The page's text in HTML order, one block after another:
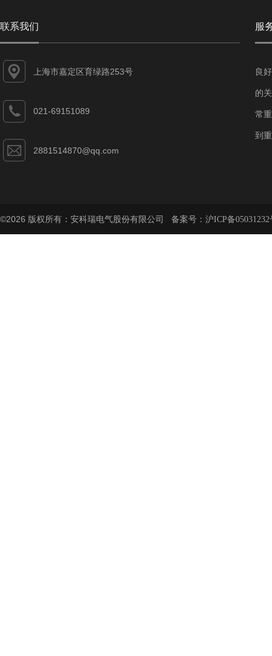
联系我们
上海市嘉定区育绿路253号
021-69151089
2881514870@qq.com
服
良
的
常
到
©2026 版权所有：安科瑞电气股份有限公司 备案号： 沪ICP备05031232